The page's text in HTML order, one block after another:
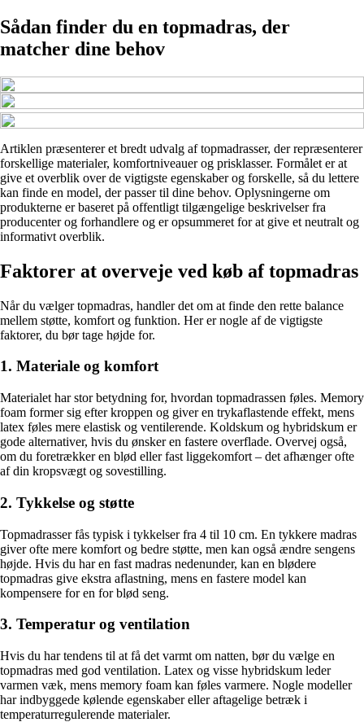
Sådan finder du en topmadras, der
matcher dine behov
Artiklen præsenterer et bredt udvalg af topmadrasser, der repræsenterer
forskellige materialer, komfortniveauer og prisklasser. Formålet er at
give et overblik over de vigtigste egenskaber og forskelle, så du lettere
kan finde en model, der passer til dine behov. Oplysningerne om
produkterne er baseret på offentligt tilgængelige beskrivelser fra
producenter og forhandlere og er opsummeret for at give et neutralt og
informativt overblik.
Faktorer at overveje ved køb af topmadras
Når du vælger topmadras, handler det om at finde den rette balance
mellem støtte, komfort og funktion. Her er nogle af de vigtigste
faktorer, du bør tage højde for.
1. Materiale og komfort
Materialet har stor betydning for, hvordan topmadrassen føles. Memory
foam former sig efter kroppen og giver en trykaflastende effekt, mens
latex føles mere elastisk og ventilerende. Koldskum og hybridskum er
gode alternativer, hvis du ønsker en fastere overflade. Overvej også,
om du foretrækker en blød eller fast liggekomfort – det afhænger ofte
af din kropsvægt og sovestilling.
2. Tykkelse og støtte
Topmadrasser fås typisk i tykkelser fra 4 til 10 cm. En tykkere madras
giver ofte mere komfort og bedre støtte, men kan også ændre sengens
højde. Hvis du har en fast madras nedenunder, kan en blødere
topmadras give ekstra aflastning, mens en fastere model kan
kompensere for en for blød seng.
3. Temperatur og ventilation
Hvis du har tendens til at få det varmt om natten, bør du vælge en
topmadras med god ventilation. Latex og visse hybridskum leder
varmen væk, mens memory foam kan føles varmere. Nogle modeller
har indbyggede kølende egenskaber eller aftagelige betræk i
temperaturregulerende materialer.